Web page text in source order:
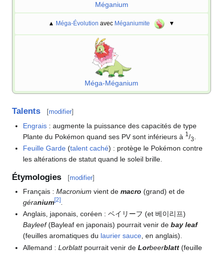
Méganium
▲ Méga-Évolution avec Méganiumite ▼
Méga-Méganium
Talents [modifier]
Engrais : augmente la puissance des capacités de type
Plante du Pokémon quand ses PV sont inférieurs à 1 /3
Feuille Garde (talent caché) : protège le Pokémon contre
les altérations de statut quand le soleil brille.
Étymologies [modifier]
Français :Macronium vient demacro (grand) et de
géranium[2]
Anglais, japonais, coréen : ベイリーフ (et 베이리프)
Bayleef(Bayleaf en japonais) pourrait venir debay leaf
(feuilles aromatiques du laurier sauce , en anglais).
Allemand :Lorblattpourrait venir deLorbeerblatt (feuille